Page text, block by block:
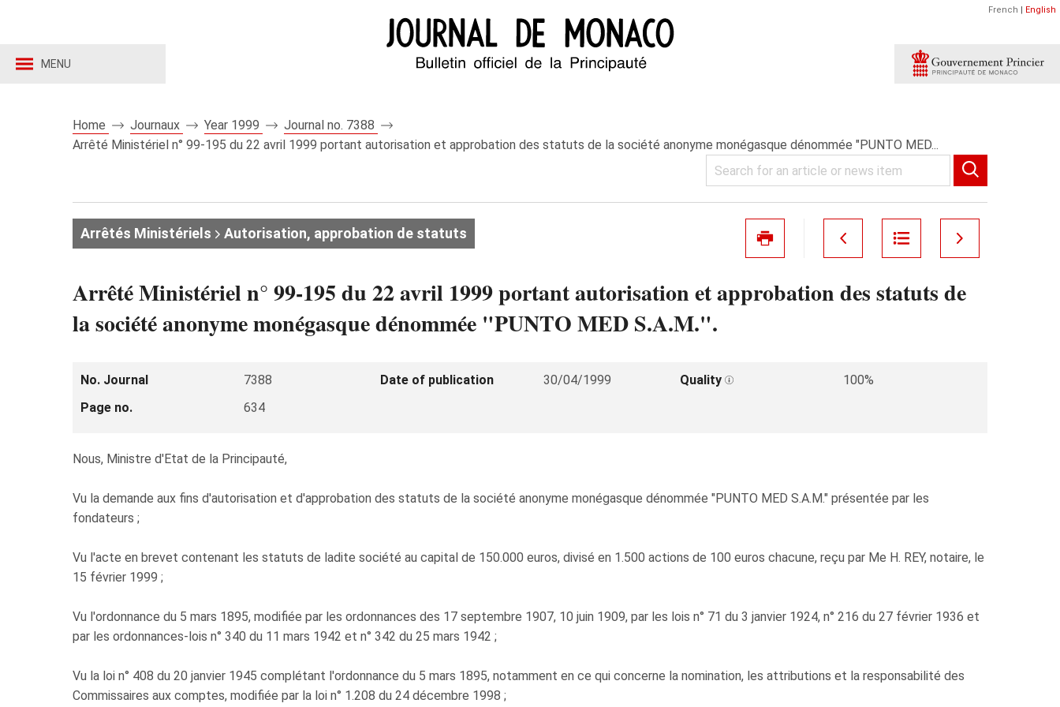
MENU
French | English
Home Journaux Year 1999
Journal no. 7388
Arrêté Ministériel n° 99-195 du 22 avril 1999 portant autorisation et approbation des statuts de la société anonyme monégasque dénommée "PUNTO MED...
Arrêtés Ministériels Autorisation, approbation de statuts
Arrêté Ministériel n° 99-195 du 22 avril 1999 portant autorisation et approbation des statuts de
la société anonyme monégasque dénommée "PUNTO MED S.A.M.".
No. Journal 7388 Date of publication 30/04/1999 Quality
100%
Page no.
634
Nous, Ministre d'Etat de la Principauté,
Vu la demande aux fins d'autorisation et d'approbation des statuts de la société anonyme monégasque dénommée "PUNTO MED S.A.M." présentée par les
fondateurs ;
Vu l'acte en brevet contenant les statuts de ladite société au capital de 150.000 euros, divisé en 1.500 actions de 100 euros chacune, reçu par Me H. REY, notaire, le
15 février 1999 ;
Vu l'ordonnance du 5 mars 1895, modifiée par les ordonnances des 17 septembre 1907, 10 juin 1909, par les lois n° 71 du 3 janvier 1924, n° 216 du 27 février 1936 et
par les ordonnances-lois n° 340 du 11 mars 1942 et n° 342 du 25 mars 1942 ;
Vu la loi n° 408 du 20 janvier 1945 complétant l'ordonnance du 5 mars 1895, notamment en ce qui concerne la nomination, les attributions et la responsabilité des
Commissaires aux comptes, modifiée par la loi n° 1.208 du 24 décembre 1998 ;